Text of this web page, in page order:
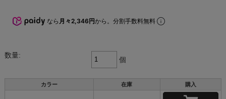
なら 月々2,346円から。分割手数料無料
数量:
個
カラー 在庫 購入